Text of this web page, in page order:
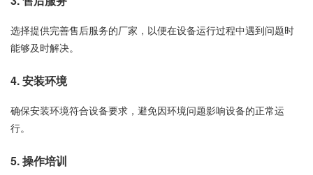
选择提供完善售后服务的厂家，以便在设备运行过程中遇到问题时
能够及时解决。
4. 安装环境
确保安装环境符合设备要求，避免因环境问题影响设备的正常运
行。
5. 操作培训